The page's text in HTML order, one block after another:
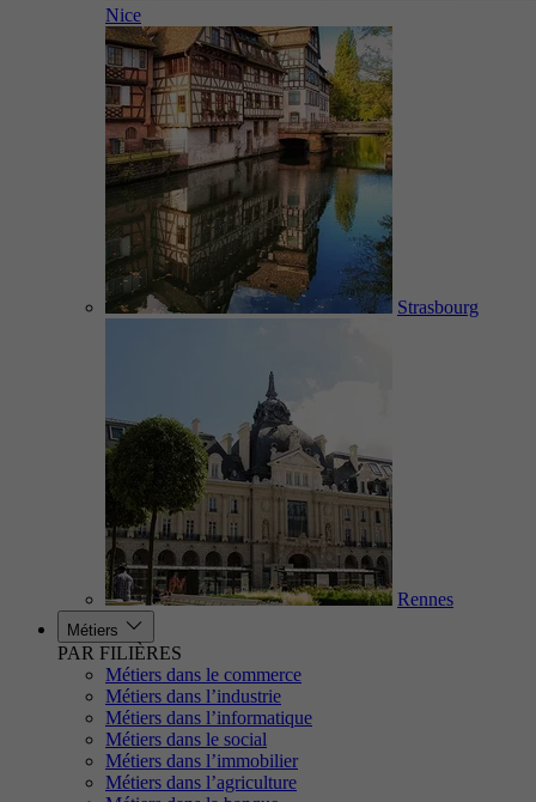
Nice
Strasbourg
Rennes
Métiers
PAR FILIÈRES
Métiers dans le commerce
Métiers dans l’industrie
Métiers dans l’informatique
Métiers dans le social
Métiers dans l’immobilier
Métiers dans l’agriculture